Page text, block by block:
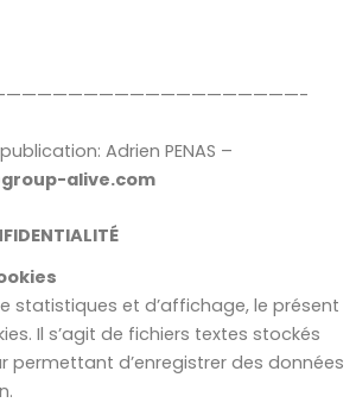
Adrien PENAS –
alive.com
statistiques et d’affichage, le présent
Il s’agit de fichiers textes stockés
permettant d’enregistrer des données